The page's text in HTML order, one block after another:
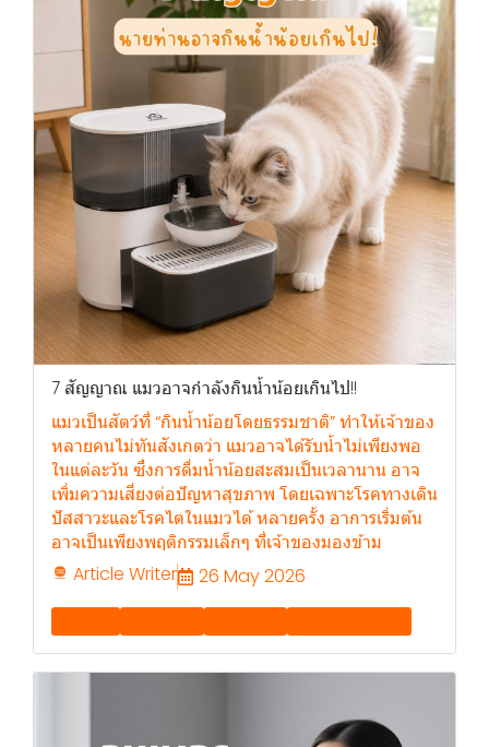
7 สัญญาณ แมวอาจกำลังกินน้ำน้อยเกินไป!!
แมวเป็นสัตว์ที่ “กินน้ำน้อยโดยธรรมชาติ” ทำให้เจ้าของ
หลายคนไม่ทันสังเกตว่า แมวอาจได้รับน้ำไม่เพียงพอ
ในแต่ละวัน ซึ่งการดื่มน้ำน้อยสะสมเป็นเวลานาน อาจ
เพิ่มความเสี่ยงต่อปัญหาสุขภาพ โดยเฉพาะโรคทางเดิน
ปัสสาวะและโรคไตในแมวได้ หลายครั้ง อาการเริ่มต้น
อาจเป็นเพียงพฤติกรรมเล็กๆ ที่เจ้าของมองข้าม
Article Writer
26 May 2026